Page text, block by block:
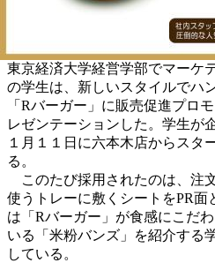
東京経済大学経営学部でマーケ
の学生は、新しいスタイルでハ
「Rバーガー」に販売促進プロ
レゼンテーションした。学生が
１月１１日に六本木店からスタ
る。
このたび採用されたのは、注
使うトレーに敷くシートをPR面
は「Rバーガー」が食感にこだ
いる「米粉バンズ」を紹介する
している。